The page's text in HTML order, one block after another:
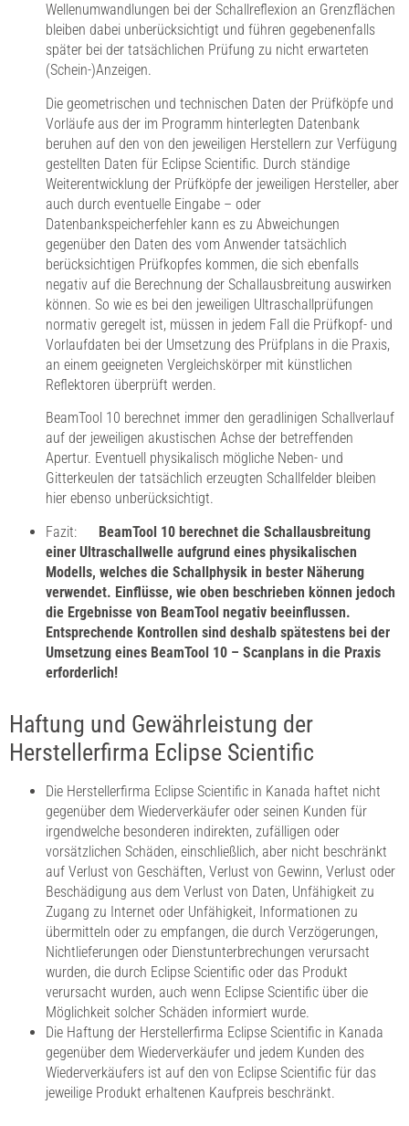
Wellenumwandlungen bei der Schallreflexion an Grenzflächen
bleiben dabei unberücksichtigt und führen gegebenenfalls
später bei der tatsächlichen Prüfung zu nicht erwarteten
(Schein-)Anzeigen.
Die geometrischen und technischen Daten der Prüfköpfe und
Vorläufe aus der im Programm hinterlegten Datenbank
beruhen auf den von den jeweiligen Herstellern zur Verfügung
gestellten Daten für Eclipse Scientific. Durch ständige
Weiterentwicklung der Prüfköpfe der jeweiligen Hersteller, aber
auch durch eventuelle Eingabe – oder
Datenbankspeicherfehler kann es zu Abweichungen
gegenüber den Daten des vom Anwender tatsächlich
berücksichtigen Prüfkopfes kommen, die sich ebenfalls
negativ auf die Berechnung der Schallausbreitung auswirken
können. So wie es bei den jeweiligen Ultraschallprüfungen
normativ geregelt ist, müssen in jedem Fall die Prüfkopf- und
Vorlaufdaten bei der Umsetzung des Prüfplans in die Praxis,
an einem geeigneten Vergleichskörper mit künstlichen
Reflektoren überprüft werden.
BeamTool 10 berechnet immer den geradlinigen Schallverlauf
auf der jeweiligen akustischen Achse der betreffenden
Apertur. Eventuell physikalisch mögliche Neben- und
Gitterkeulen der tatsächlich erzeugten Schallfelder bleiben
hier ebenso unberücksichtigt.
Fazit:
BeamTool 10 berechnet die Schallausbreitung
einer Ultraschallwelle aufgrund eines physikalischen
Modells, welches die Schallphysik in bester Näherung
verwendet. Einflüsse, wie oben beschrieben können jedoch
die Ergebnisse von BeamTool negativ beeinflussen.
Entsprechende Kontrollen sind deshalb spätestens bei der
Umsetzung eines BeamTool 10 – Scanplans in die Praxis
erforderlich!
Haftung und Gewährleistung der
Herstellerfirma Eclipse Scientific
Die Herstellerfirma Eclipse Scientific in Kanada haftet nicht
gegenüber dem Wiederverkäufer oder seinen Kunden für
irgendwelche besonderen indirekten, zufälligen oder
vorsätzlichen Schäden, einschließlich, aber nicht beschränkt
auf Verlust von Geschäften, Verlust von Gewinn, Verlust oder
Beschädigung aus dem Verlust von Daten, Unfähigkeit zu
Zugang zu Internet oder Unfähigkeit, Informationen zu
übermitteln oder zu empfangen, die durch Verzögerungen,
Nichtlieferungen oder Dienstunterbrechungen verursacht
wurden, die durch Eclipse Scientific oder das Produkt
verursacht wurden, auch wenn Eclipse Scientific über die
Möglichkeit solcher Schäden informiert wurde.
Die Haftung der Herstellerfirma Eclipse Scientific in Kanada
gegenüber dem Wiederverkäufer und jedem Kunden des
Wiederverkäufers ist auf den von Eclipse Scientific für das
jeweilige Produkt erhaltenen Kaufpreis beschränkt.